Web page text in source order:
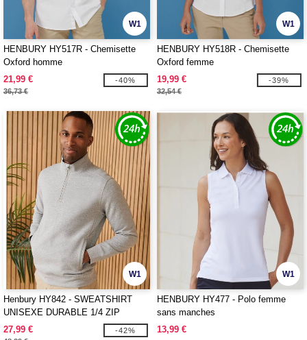
W1
HENBURY HY517R - Chemisette
Oxford homme
21,99 €
36,73 €
-40%
W1
HENBURY HY518R - Chemisette
Oxford femme
19,99 €
32,54 €
-39%
W1
Henbury HY842 - SWEATSHIRT
UNISEXE DURABLE 1/4 ZIP
27,99 €
-42%
W1
HENBURY HY477 - Polo femme
sans manches
13,99 €